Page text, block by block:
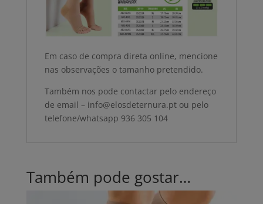
Em caso de compra direta online, mencione
nas observações o tamanho pretendido.
Também nos pode contactar pelo endereço
de email – info@elosdeternura.pt ou pelo
telefone/whatsapp 936 305 104
Também pode gostar…